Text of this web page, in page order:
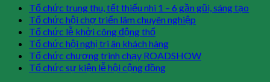
Tổ chức trung thu, tết thiếu nhi 1 – 6 gần gũi, sáng tạo
Tổ chức hội chợ triển lãm chuyên nghiệp
Tổ chức lễ khởi công động thổ
Tổ chức hội nghị tri ân khách hàng
Tổ chức chương trình chạy ROADSHOW
Tổ chức sự kiện lễ hội cộng đồng